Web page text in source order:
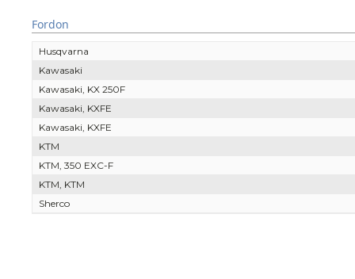
Fordon
Husqvarna
Kawasaki
Kawasaki, KX 250F
Kawasaki, KXFE
Kawasaki, KXFE
KTM
KTM, 350 EXC-F
KTM, KTM
Sherco